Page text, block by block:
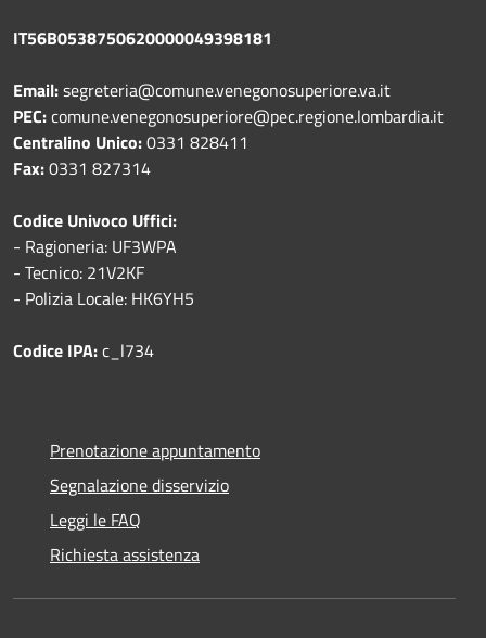
IT56B0538750620000049398181
Email:segreteria@comune.venegonosuperiore.va.it
PEC:comune.venegonosuperiore@pec.regione.lombardia.it
Centralino Unico:0331 828411
Fax:0331 827314
Codice Univoco Uffici:
- Ragioneria: UF3WPA
- Tecnico: 21V2KF
- Polizia Locale: HK6YH5
Codice IPA:c_l734
Prenotazione appuntamento
Segnalazione disservizio
Leggi le FAQ
Richiesta assistenza